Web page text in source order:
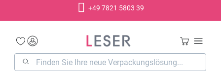
+49 7821 5803 39